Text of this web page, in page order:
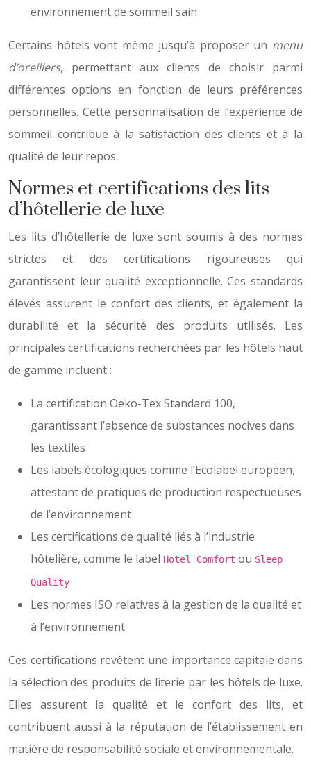
environnement de sommeil sain
Certains hôtels vont même jusqu’à proposer un menu
d’oreillers, permettant aux clients de choisir parmi
différentes options en fonction de leurs préférences
personnelles. Cette personnalisation de l’expérience de
sommeil contribue à la satisfaction des clients et à la
qualité de leur repos.
Normes et certifications des lits
d’hôtellerie de luxe
Les lits d’hôtellerie de luxe sont soumis à des normes
strictes et des certifications rigoureuses qui
garantissent leur qualité exceptionnelle. Ces standards
élevés assurent le confort des clients, et également la
durabilité et la sécurité des produits utilisés. Les
principales certifications recherchées par les hôtels haut
de gamme incluent :
La certification Oeko-Tex Standard 100,
garantissant l’absence de substances nocives dans
les textiles
Les labels écologiques comme l’Ecolabel européen,
attestant de pratiques de production respectueuses
de l’environnement
Les certifications de qualité liés à l’industrie
hôtelière, comme le label Hotel Comfort ou Sleep
Quality
Les normes ISO relatives à la gestion de la qualité et
à l’environnement
Ces certifications revêtent une importance capitale dans
la sélection des produits de literie par les hôtels de luxe.
Elles assurent la qualité et le confort des lits, et
contribuent aussi à la réputation de l’établissement en
matière de responsabilité sociale et environnementale.